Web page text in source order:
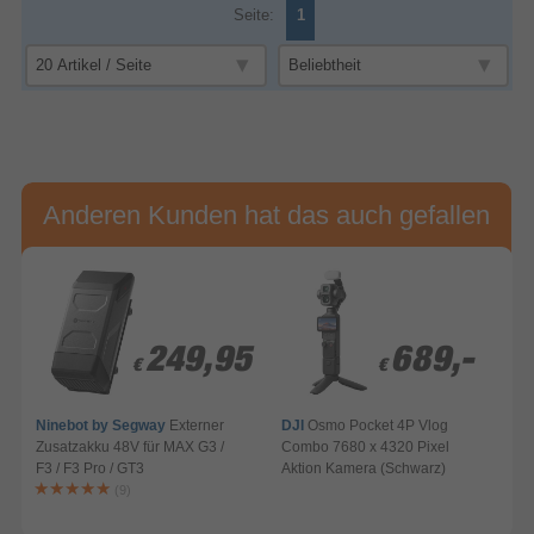
Seite: 1
Anderen Kunden hat das auch gefallen
€ 249,95
€ 249,95
Ninebot by Segway Externer
Zusatzakku 48V für MAX G3 /
F3 / F3 Pro / GT3
(9)
€ 689,-
€ 689,-
DJI Osmo Pocket 4P Vlog
Combo 7680 x 4320 Pixel
Aktion Kamera (Schwarz)